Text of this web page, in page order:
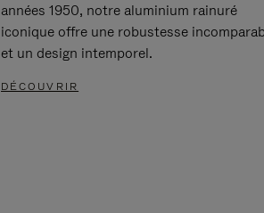
années 1950, notre aluminium rainuré
iconique offre une robustesse
et un design intemporel.
DÉCOUVRIR